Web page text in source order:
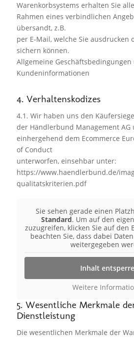
Warenkorbsystems erhalten Sie
Rahmen eines verbindlichen
übersandt, z.B.
per E-Mail, welche Sie ausdrucken
sichern können.
Allgemeine Geschäftsbedingungen
Kundeninformationen
4. Verhaltenskodizes
4.1. Wir haben uns den
der Händlerbund Management AG
einhergehend dem Ecommerce
of Conduct
unterworfen, einsehbar unter:
https://www.haendlerbund.de/
qualitatskriterien.pdf
Sie sehen gerade einen
Standard. Um auf den
zuzugreifen, klicken Sie auf den
beachten Sie, dass dabei
weitergegeben
Inhalt
Weitere
5. Wesentliche Merkmale
Dienstleistung
Die wesentlichen Merkmale der